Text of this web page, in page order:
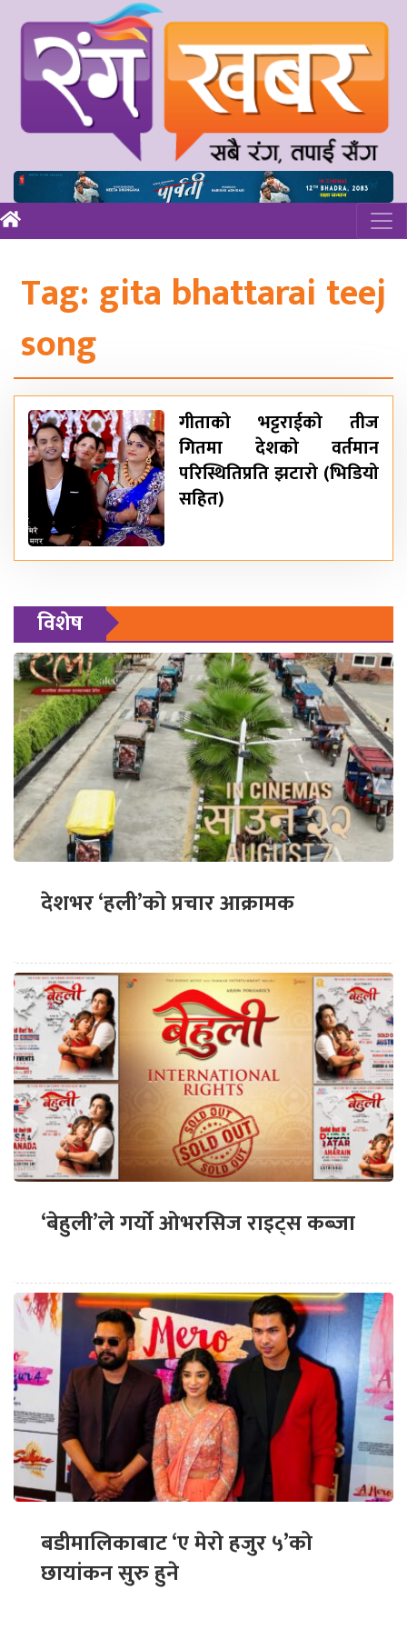
Tag: gita bhattarai teej
song
गीताको भट्टराईको तीज
गितमा देशको वर्तमान
परिस्थितिप्रति झटारो (भिडियो
सहित)
विशेष
देशभर ‘हली’को प्रचार आक्रामक
‘बेहुली’ले गर्यो ओभरसिज राइट्स कब्जा
बडीमालिकाबाट ‘ए मेरो हजुर ५’को
छायांकन सुरु हुने